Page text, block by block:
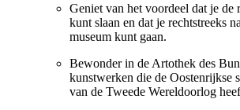
Geniet van het voordeel dat je de
kunt slaan en dat je rechtstreeks
museum kunt gaan.
Bewonder in de Artothek des
kunstwerken die de Oostenrijkse
van de Tweede Wereldoorlog